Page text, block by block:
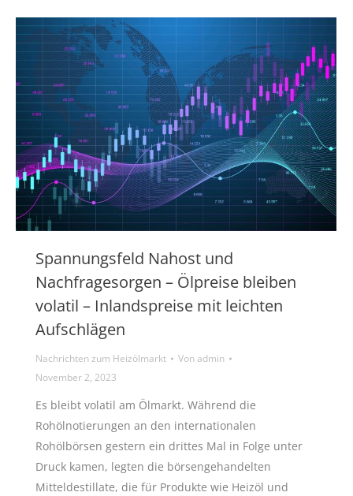
Spannungsfeld Nahost und
Nachfragesorgen – Ölpreise bleiben
volatil – Inlandspreise mit leichten
Aufschlägen
Nachrichten zum Heizölmarkt Vonadmin
November 2, 2023
Es bleibt volatil am Ölmarkt. Während die
Rohölnotierungen an den internationalen
Rohölbörsen gestern ein drittes Mal in Folge unter
Druck kamen, legten die börsengehandelten
Mitteldestillate, die für Produkte wie Heizöl und